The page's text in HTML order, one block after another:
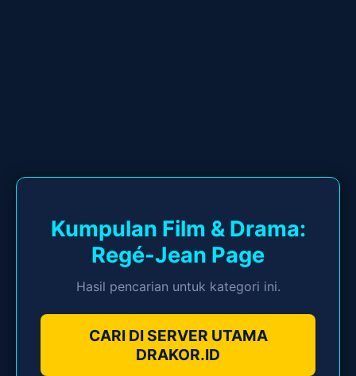
Kumpulan Film & Drama:
Regé-Jean Page
Hasil pencarian untuk kategori ini.
CARI DI SERVER UTAMA
DRAKOR.ID